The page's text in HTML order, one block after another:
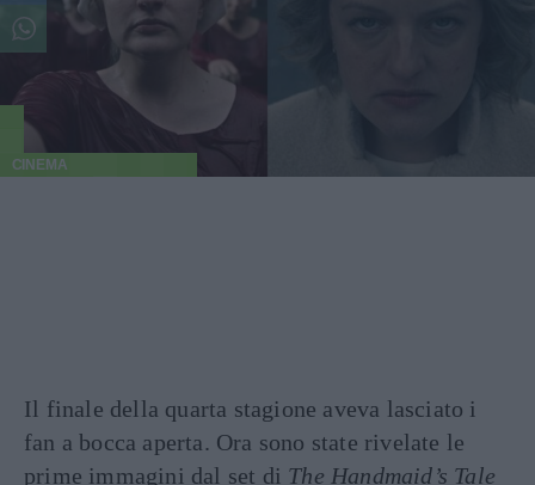
CINEMA
Il finale della quarta stagione aveva lasciato i
fan a bocca aperta. Ora sono state rivelate le
prime immagini dal set di The Handmaid’s Tale